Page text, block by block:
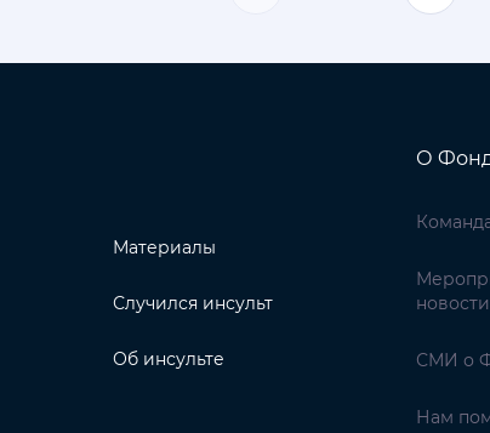
Материалы
Случился инсульт
Об инсульте
О
новости
СМИ о
Нам